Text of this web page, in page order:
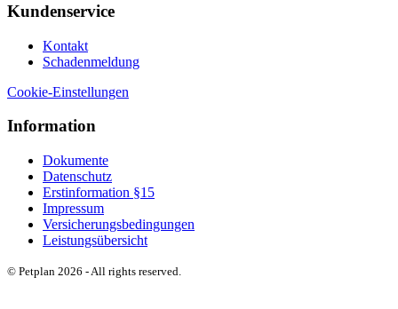
Kundenservice
Kontakt
Schadenmeldung
Cookie-Einstellungen
Information
Dokumente
Datenschutz
Erstinformation §15
Impressum
Versicherungsbedingungen
Leistungsübersicht
© Petplan 2026 - All rights reserved.